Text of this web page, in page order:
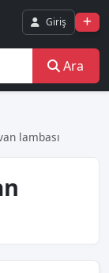
Giriş
Ara
lambası